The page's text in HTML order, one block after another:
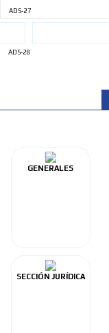
ADS-27
ADS-28
GENERALES
SECCIÓN JURÍDICA